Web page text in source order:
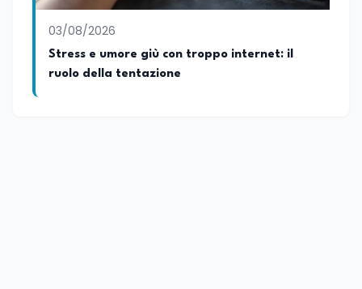
03/08/2026
Stress e umore giù con troppo internet: il
ruolo della tentazione